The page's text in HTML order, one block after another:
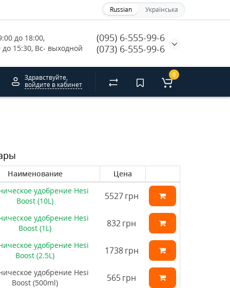
Russian Українська
до 18:00,
до 15:30, Вс- выходной
(095) 6-555-99-6
(073) 6-555-99-6
Здравствуйте,
войдите в кабинет
0
Наименование
Цена
удобрение Hesi
Boost (10L)
5527 грн
удобрение Hesi
Boost (1L)
832грн
удобрение Hesi
Boost (2.5L)
1738 грн
удобрение Hesi
Boost (500ml)
565грн